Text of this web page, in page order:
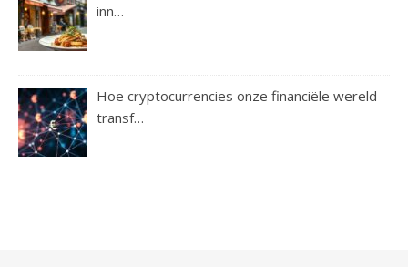
inn…
Hoe cryptocurrencies onze financiële wereld
transf…